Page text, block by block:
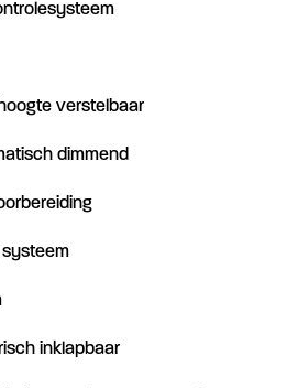
verstelbaar
dimmend
inklapbaar